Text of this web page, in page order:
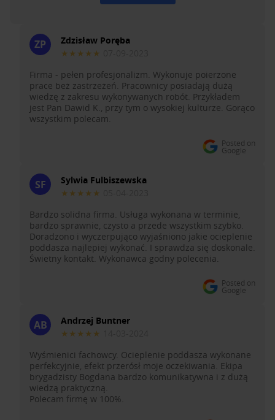
ZP
Zdzisław Poręba
★★★★★
Firma - pełen profesjonalizm. Wykonuje poierzone
prace beż zastrzeżeń. Pracownicy posiadają dużą
wiedzę z zakresu wykonywanych robót. Przykładem
jest Pan Dawid K., przy tym o wysokiej kulturze. Gorąco
wszystkim polecam.
Posted on
Google
SF
Sylwia Fulbiszewska
★★★★★
Bardzo solidna firma. Usługa wykonana w terminie,
bardzo sprawnie, czysto a przede wszystkim szybko.
Doradzono i wyczerpująco wyjaśniono jakie ocieplenie
poddasza najlepiej wykonać. I sprawdza się doskonale.
Świetny kontakt. Wykonawca godny polecenia.
Posted on
Google
AB
Andrzej Buntner
★★★★★
Wyśmienici fachowcy. Ocieplenie poddasza wykonane
perfekcyjnie, efekt przerósł moje oczekiwania. Ekipa
brygadzisty Bogdana bardzo komunikatywna i z dużą
wiedzą praktyczną.
Polecam firmę w 100%.